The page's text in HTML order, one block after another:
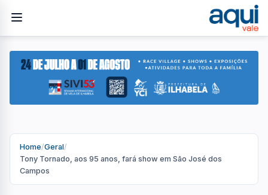
Home/Geral/
Tony Tornado, aos 95 anos, fará show em São José dos
Campos